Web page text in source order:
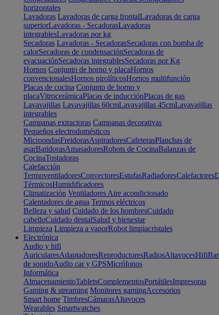
horizontales
Lavadoras Lavadoras de carga frontalLavadoras de carga
superiorLavadoras - SecadorasLavadoras
integrablesLavadoras por kg
Secadoras Lavadoras - SecadorasSecadoras con bomba de
calorSecadoras de condensaciónSecadoras de
evacuaciónSecadoras integrablesSecadoras por Kg
Hornos Conjunto de horno y placaHornos
convencionalesHornos pirolíticosHornos multifunción
Placas de cocina Conjunto de horno y
placaVitrocerámicaPlacas de inducciónPlacas de gas
Lavavajillas Lavavajillas 60cmLavavajillas 45cmLavavajillas
integrables
Campanas extractoras Campanas decorativas
Pequeños electrodomésticos
MicroondasFreidorasAspiradoresCafeterasPlanchas de
asarBatidorasAmasadoresRobots de CocinaBalanzas de
CocinaTostadoras
Calefacción
TermoventiladoresConvectoresEstufasRadiadoresCalefactores
TérmicosHumidificadores
Climatización Ventiladores Aire acondicionado
Calentadores de agua Termos eléctricos
Belleza y salud Cuidado de los hombresCuidado
cabelloCuidado dentalSalud y bienestar
Limpieza Limpieza a vaporRobot limpiacristales
Electrónica
Audio y hifi
AuricularesAdaptadoresReproductoresRadiosAltavocesHifi
de sonidoAudio car y GPSMicrófonos
Informática
AlmacenamientoTabletsComplementosPortátilesImpresoras
Gaming & streaming Monitores gamingAccesorios
Smart home TimbresCámarasAltavoces
Wearables Smartwatches